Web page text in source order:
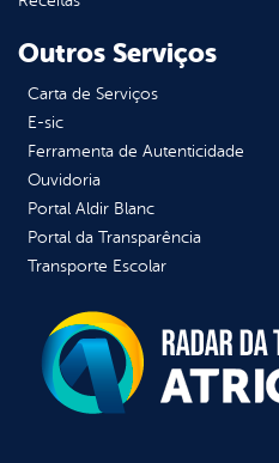
Outros Serviços
Carta de Serviços
E-sic
Ferramenta de Autenticidade
Ouvidoria
Portal Aldir Blanc
Portal da Transparência
Transporte Escolar